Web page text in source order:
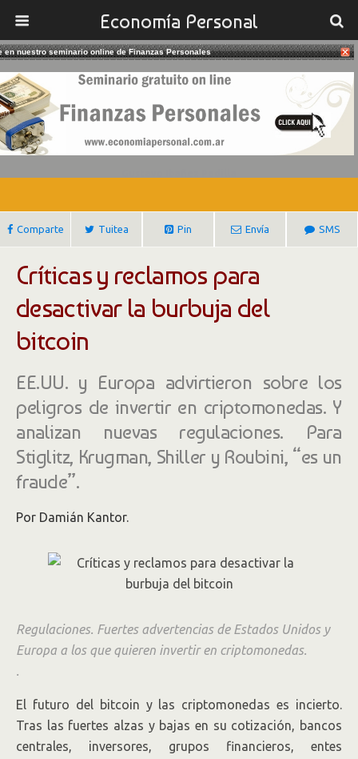
Economía Personal
12/02/2018
Bitcoin: ¿Una Burbuja A Punto De
Explotar?
Comparte Tuitea Pin Envía SMS
Críticas y reclamos para
desactivar la burbuja del
bitcoin
EE.UU. y Europa advirtieron sobre los
peligros de invertir en criptomonedas. Y
analizan nuevas regulaciones. Para
Stiglitz, Krugman, Shiller y Roubini, “es un
fraude”.
Por Damián Kantor.
Regulaciones. Fuertes advertencias de Estados Unidos y
Europa a los que quieren invertir en criptomonedas.
.
El futuro del bitcoin y las criptomonedas es incierto.
Tras las fuertes alzas y bajas en su cotización, bancos
centrales, inversores, grupos financieros, entes
en nuestro seminario online de Finanzas Personales